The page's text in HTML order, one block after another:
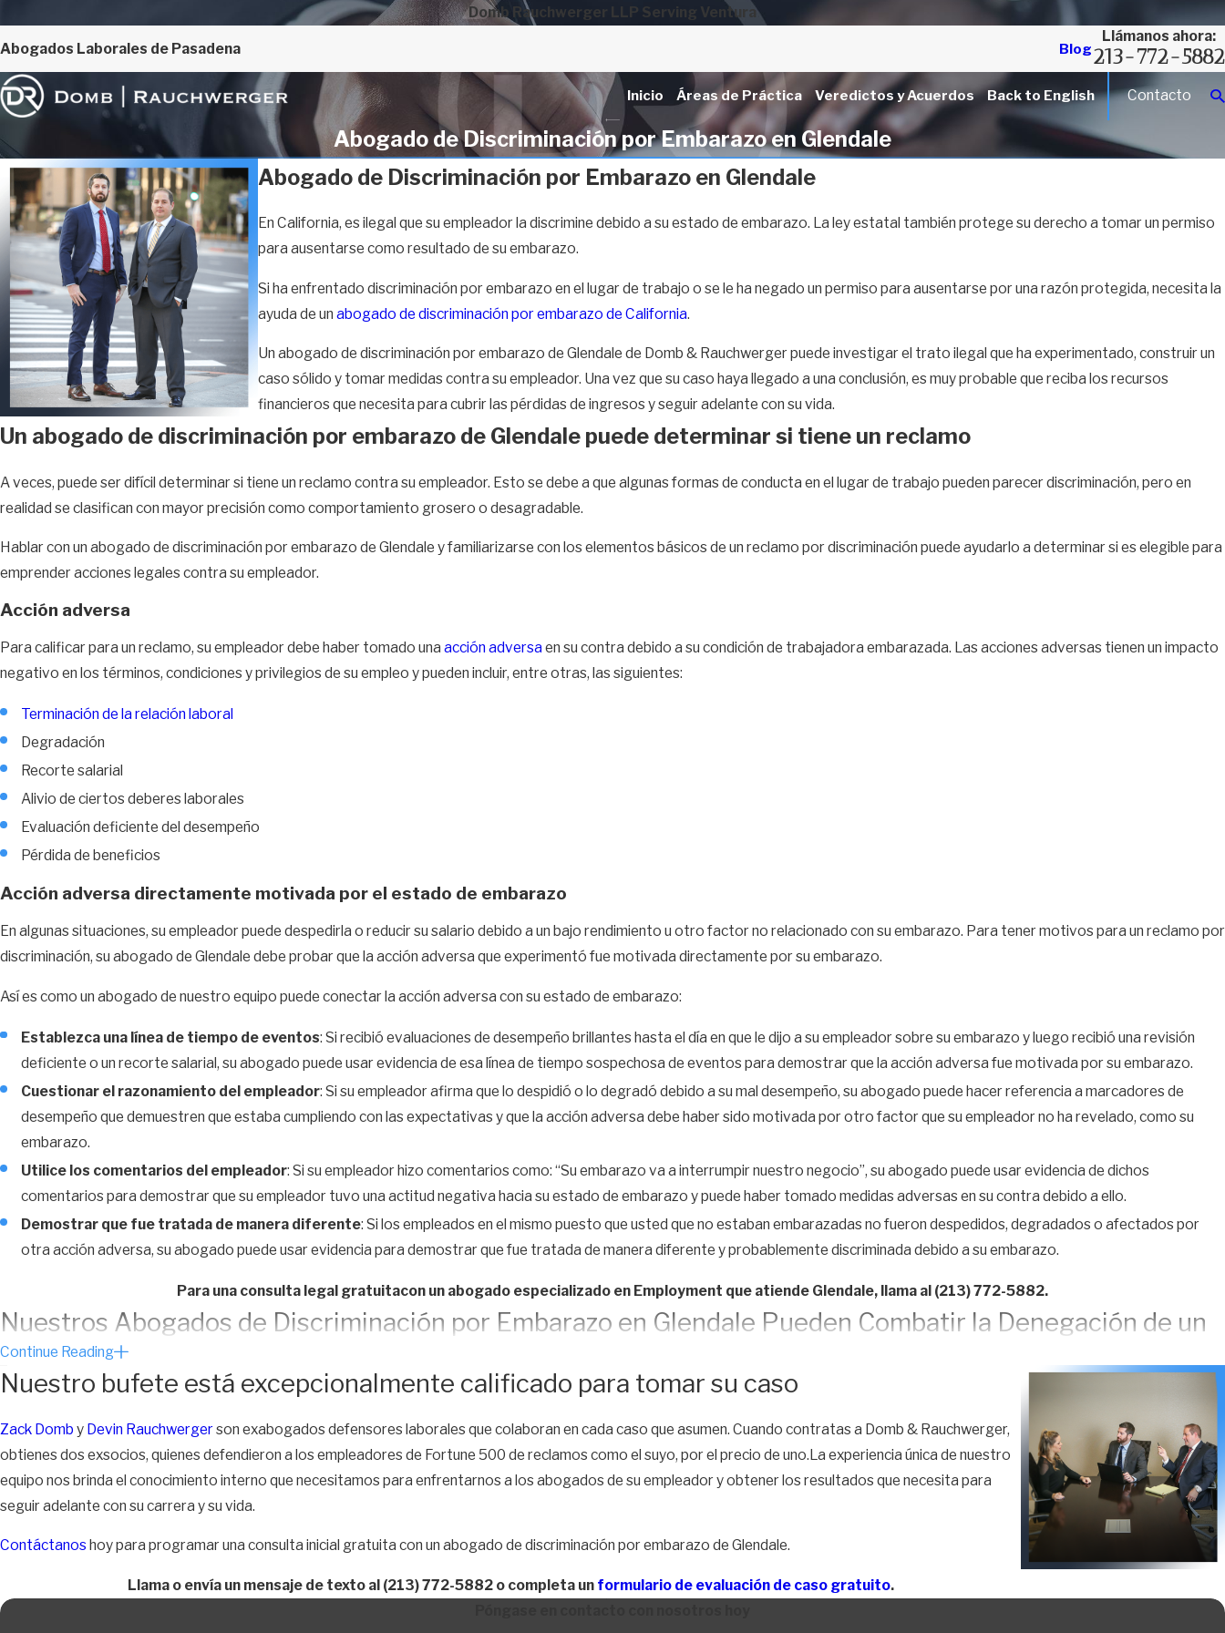
Domb Rauchwerger LLP Serving Ventura
Abogados Laborales de Pasadena Blog
Llámanos ahora:
213-772-5882
Inicio Áreas de Práctica Veredictos y Acuerdos Back to English Contacto
Abogado de Discriminación por Embarazo en Glendale
Abogado de Discriminación por Embarazo en Glendale
En California, es ilegal que su empleador la discrimine debido a su estado de embarazo. La ley estatal también protege su derecho a tomar un permiso
para ausentarse como resultado de su embarazo.
Si ha enfrentado discriminación por embarazo en el lugar de trabajo o se le ha negado un permiso para ausentarse por una razón protegida, necesita la
ayuda de unabogado de discriminación por embarazo de California.
Un abogado de discriminación por embarazo de Glendale de Domb & Rauchwerger puede investigar el trato ilegal que ha experimentado, construir un
caso sólido y tomar medidas contra su empleador. Una vez que su caso haya llegado a una conclusión, es muy probable que reciba los recursos
financieros que necesita para cubrir las pérdidas de ingresos y seguir adelante con su vida.
Un abogado de discriminación por embarazo de Glendale puede determinar si tiene un reclamo
A veces, puede ser difícil determinar si tiene un reclamo contra su empleador. Esto se debe a que algunas formas de conducta en el lugar de trabajo pueden parecer discriminación, pero en
realidad se clasifican con mayor precisión como comportamiento grosero o desagradable.
Hablar con un abogado de discriminación por embarazo de Glendale y familiarizarse con los elementos básicos de un reclamo por discriminación puede ayudarlo a determinar si es elegible para
emprender acciones legales contra su empleador.
Acción adversa
Para calificar para un reclamo, su empleador debe haber tomado una acción adversa en su contra debido a su condición de trabajadora embarazada. Las acciones adversas tienen un impacto
negativo en los términos, condiciones y privilegios de su empleo y pueden incluir, entre otras, las siguientes:
Terminación de la relación laboral
Degradación
Recorte salarial
Alivio de ciertos deberes laborales
Evaluación deficiente del desempeño
Pérdida de beneficios
Acción adversa directamente motivada por el estado de embarazo
En algunas situaciones, su empleador puede despedirla o reducir su salario debido a un bajo rendimiento u otro factor no relacionado con su embarazo. Para tener motivos para un reclamo por
discriminación, su abogado de Glendale debe probar que la acción adversa que experimentó fue motivada directamente por su embarazo.
Así es como un abogado de nuestro equipo puede conectar la acción adversa con su estado de embarazo:
Establezca una línea de tiempo de eventos: Si recibió evaluaciones de desempeño brillantes hasta el día en que le dijo a su empleador sobre su embarazo y luego recibió una revisión
deficiente o un recorte salarial, su abogado puede usar evidencia de esa línea de tiempo sospechosa de eventos para demostrar que la acción adversa fue motivada por su embarazo.
Cuestionar el razonamiento del empleador: Si su empleador afirma que lo despidió o lo degradó debido a su mal desempeño, su abogado puede hacer referencia a marcadores de
desempeño que demuestren que estaba cumpliendo con las expectativas y que la acción adversa debe haber sido motivada por otro factor que su empleador no ha revelado, como su
embarazo.
Utilice los comentarios del empleador: Si su empleador hizo comentarios como: “Su embarazo va a interrumpir nuestro negocio”, su abogado puede usar evidencia de dichos
comentarios para demostrar que su empleador tuvo una actitud negativa hacia su estado de embarazo y puede haber tomado medidas adversas en su contra debido a ello.
Demostrar que fue tratada de manera diferente: Si los empleados en el mismo puesto que usted que no estaban embarazadas no fueron despedidos, degradados o afectados por
otra acción adversa, su abogado puede usar evidencia para demostrar que fue tratada de manera diferente y probablemente discriminada debido a su embarazo.
Para una consulta legal gratuitacon un abogado especializado en Employment que atiende Glendale, llama al (213) 772-5882.
Nuestros Abogados de Discriminación por Embarazo en Glendale Pueden Combatir la Denegación de un
permiso para ausentarse
ausentarse del trabajo cuando está embarazada o cuida a un recién nacido. Familiarizarse con las leyes relacionadas con unpermiso para ausentarsepor embarazo puede ayudarle a
determinar si sus derechos han sido violados.
Permiso para ausentarse por discapacidad por su embarazo
Si su empleador tiene más de cinco empleados, la PDL le permite tomar un permiso para ausentarse sin goce de sueldo de hasta cuatro meses debido a una incapacidad como resultado del
embarazo o el parto. Una vez que termine su permiso para ausentarse, su empleador debe darle el mismo puesto que ocupaba antes de irse, a menos que el puesto ya no esté disponible por
razones que no estén relacionadas con su permiso de ausencia – PDL.
Continue Reading
Nuestro bufete está excepcionalmente calificado para tomar su caso
Zack Domb y Devin Rauchwergerson exabogados defensores laborales que colaboran en cada caso que asumen. Cuando contratas a Domb & Rauchwerger,
obtienes dos exsocios, quienes defendieron a los empleadores de Fortune 500 de reclamos como el suyo, por el precio de uno.La experiencia única de nuestro
equipo nos brinda el conocimiento interno que necesitamos para enfrentarnos a los abogados de su empleador y obtener los resultados que necesita para
seguir adelante con su carrera y su vida.
Contáctanos hoy para programar una consulta inicial gratuita con un abogado de discriminación por embarazo de Glendale.
Llama o envía un mensaje de texto al (213) 772-5882o completa un formulario de evaluación de caso gratuito.